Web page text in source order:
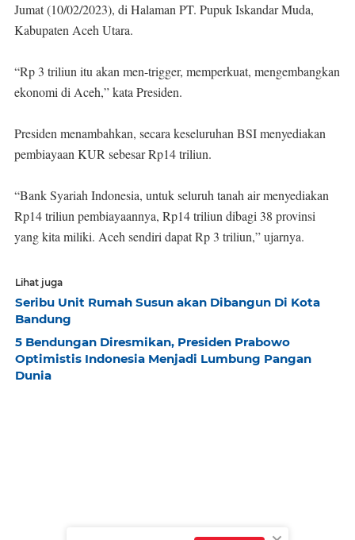
Jumat (10/02/2023), di Halaman PT. Pupuk Iskandar Muda,
Kabupaten Aceh Utara.
“Rp 3 triliun itu akan men-trigger, memperkuat, mengembangkan
ekonomi di Aceh,” kata Presiden.
Presiden menambahkan, secara keseluruhan BSI menyediakan
pembiayaan KUR sebesar Rp14 triliun.
“Bank Syariah Indonesia, untuk seluruh tanah air menyediakan
Rp14 triliun pembiayaannya, Rp14 triliun dibagi 38 provinsi
yang kita miliki. Aceh sendiri dapat Rp 3 triliun,” ujarnya.
Lihat juga
Seribu Unit Rumah Susun akan Dibangun Di Kota
Bandung
5 Bendungan Diresmikan, Presiden Prabowo
Optimistis Indonesia Menjadi Lumbung Pangan
Dunia